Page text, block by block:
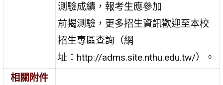
測驗成績，報考生應參加
前揭測驗，更多招生資訊歡迎至本校
招生專區查詢（網
址：http://adms.site.nthu.edu.tw/）。
相關附件